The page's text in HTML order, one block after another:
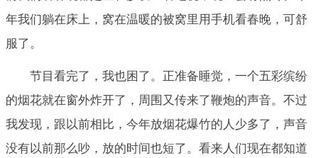
年我们躺在床上，窝在温暖的被窝里用手机看春晚，可舒
服了。
节目看完了，我也困了。正准备睡觉，一个五彩缤纷
的烟花就在窗外炸开了，周围又传来了鞭炮的声音。不过
我发现，跟以前相比，今年放烟花爆竹的人少多了，声音
没有以前那么吵，放的时间也短了。看来人们现在都知道